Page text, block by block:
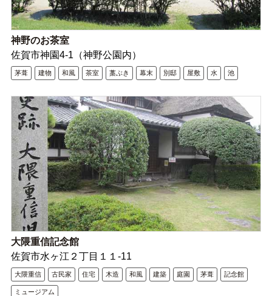
神野のお茶室
佐賀市神園4-1（神野公園内）
茅葺 建物 和風 茶室 藁ぶき 幕末 別邸 屋敷 水 池
大隈重信記念館
佐賀市水ヶ江２丁目１１-11
大隈重信 古民家 住宅 木造 和風 建築 庭園 茅葺 記念館
ミュージアム